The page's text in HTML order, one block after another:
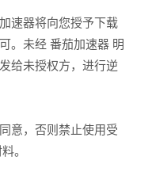
速器将向您授予下载
。未经 番茄加速器 明
给未授权方，进行逆
意，否则禁止使用受
。